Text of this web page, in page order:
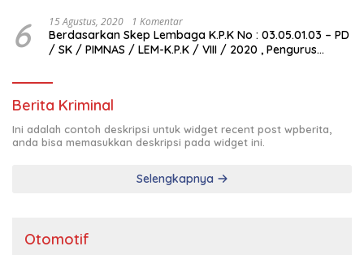
6 15 Agustus, 2020 1 Komentar
Berdasarkan Skep Lembaga K.P.K No : 03.05.01.03 – PD
/ SK / PIMNAS / LEM-K.P.K / VIII / 2020 , Pengurus
Berita Kriminal
Ini adalah contoh deskripsi untuk widget recent post wpberita,
anda bisa memasukkan deskripsi pada widget ini.
Selengkapnya
Otomotif